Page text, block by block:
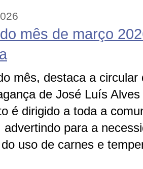
mês de março
mês, destaca a circular
de José Luís
é dirigido a toda a
advertindo para a
uso de carnes e